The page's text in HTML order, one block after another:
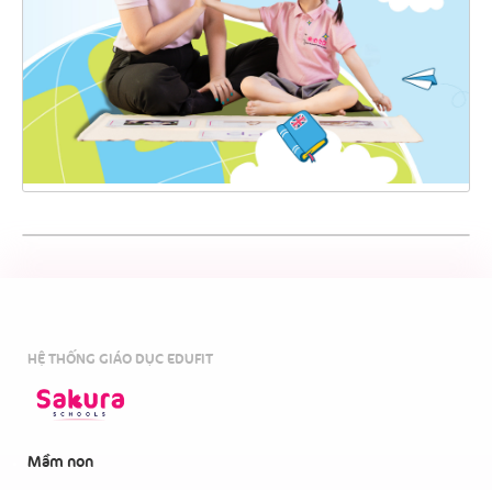
HỆ THỐNG GIÁO DỤC EDUFIT
Mầm non